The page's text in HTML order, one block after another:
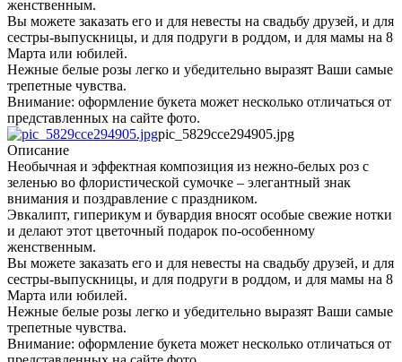
женственным.
Вы можете заказать его и для невесты на свадьбу друзей, и для
сестры-выпускницы, и для подруги в роддом, и для мамы на 8
Марта или юбилей.
Нежные белые розы легко и убедительно выразят Ваши самые
трепетные чувства.
Внимание: оформление букета может несколько отличаться от
представленных на сайте фото.
pic_5829cce294905.jpg
Описание
Необычная и эффектная композиция из нежно-белых роз с
зеленью во флористической сумочке – элегантный знак
внимания и поздравление с праздником.
Эвкалипт, гиперикум и бувардия вносят особые свежие нотки
и делают этот цветочный подарок по-особенному
женственным.
Вы можете заказать его и для невесты на свадьбу друзей, и для
сестры-выпускницы, и для подруги в роддом, и для мамы на 8
Марта или юбилей.
Нежные белые розы легко и убедительно выразят Ваши самые
трепетные чувства.
Внимание: оформление букета может несколько отличаться от